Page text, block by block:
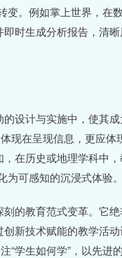
变。例如掌上世界，
时生成分析报告，清
设计与实施中，使其
现在呈现信息，更应
在历史或地理学科中
可感知的沉浸式体验。
的教育范式变革。它
新技术赋能的教学活
学生如何学”，以先进